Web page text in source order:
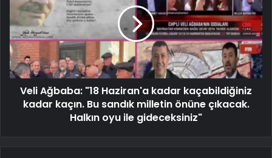
Veli Ağbaba: "18 Haziran'a kadar kaçabildiğiniz
kadar kaçın. Bu sandık milletin önüne çıkacak.
Halkın oyu ile gideceksiniz"